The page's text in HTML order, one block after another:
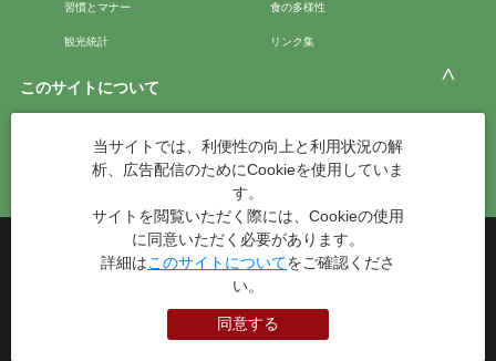
習慣とマナー 食の多様性
観光統計 リンク集
このサイトについて
このサイトについて 広告掲載について
お問い合わせ
台東区役所観光課
〒110-8615 東京都台東区東上野4丁目5番6号
TEL：03-5246-1151
本WEBサイトに掲就されている全データについて無断転載・引用を禁じます。
当サイトでは、利便性の向上と利用状況の解
析、広告配信のためにCookieを使用していま
す。
サイトを閲覧いただく際には、Cookieの使用
に同意いただく必要があります。
詳細はこのサイトについてをご確認くださ
い。
同意する